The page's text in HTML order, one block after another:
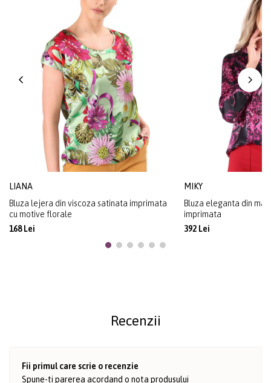
LIANA
Bluza lejera din viscoza satinata imprimata
cu motive florale
168 Lei
MIKY
Bluza eleganta din
imprimata
392 Lei
Recenzii
Fii primul care scrie o recenzie
Spune-ti parerea acordand o nota produsului